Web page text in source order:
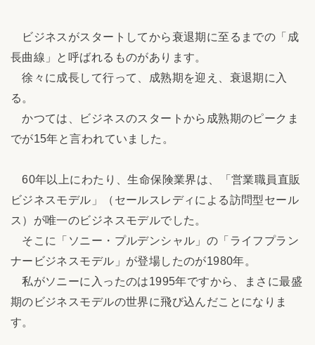
ビジネスがスタートしてから衰退期に至るまでの「成
長曲線」と呼ばれるものがあります。
徐々に成長して行って、成熟期を迎え、衰退期に入
る。
かつては、ビジネスのスタートから成熟期のピークま
でが15年と言われていました。
60年以上にわたり、生命保険業界は、「営業職員直販
ビジネスモデル」（セールスレディによる訪問型セール
ス）が唯一のビジネスモデルでした。
そこに「ソニー・プルデンシャル」の「ライフプラン
ナービジネスモデル」が登場したのが1980年。
私がソニーに入ったのは1995年ですから、まさに最盛
期のビジネスモデルの世界に飛び込んだことになりま
す。